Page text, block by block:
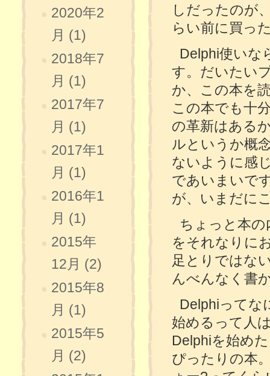
しだったのが
らい前に買っ
Delphi使いな
す。だいたい
か、この本を
この本でも十
の革新はある
ルというか概
ないように感
であいまいで
が、いまだに
ちょっと本
をそれなりに
足とりではな
んべんなく書
Delphiってな
始めるって人
Delphiを始め
ぴったりの本
2020年2
月 (1)
2018年7
月 (1)
2017年7
月 (1)
2017年1
月 (1)
2016年1
月 (1)
2015年
12月 (2)
2015年8
月 (1)
2015年5
月 (2)